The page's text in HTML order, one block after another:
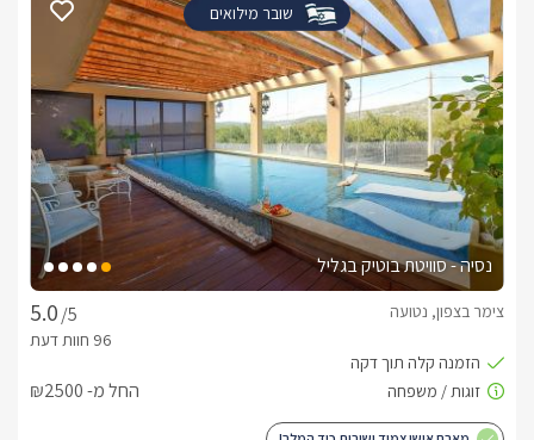
שובר מילואים
נסיה - סוויטת בוטיק בגליל
/5
צימר בצפון, נטועה
החל מ- ₪2500